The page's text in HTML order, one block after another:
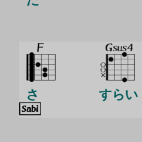
さ すらい